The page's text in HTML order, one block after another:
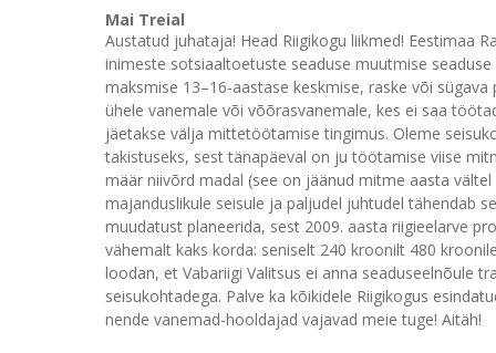
Mai Treial
Austatud juhataja! Head Riigikogu liikmed! Eestimaa
inimeste sotsiaaltoetuste seaduse muutmise
maksmise 13–16‑aastase keskmise, raske või
ühele vanemale või võõrasvanemale, kes ei saa
jäetakse välja mittetöötamise tingimus. Oleme
takistuseks, sest tänapäeval on ju töötamise viise
määr niivõrd madal (see on jäänud mitme aasta
majanduslikule seisule ja paljudel juhtudel tähendab
muudatust planeerida, sest 2009. aasta riigieelarve
vähemalt kaks korda: seniselt 240 kroonilt 480
loodan, et Vabariigi Valitsus ei anna seaduseelnõule
seisukohtadega. Palve ka kõikidele Riigikogus
nende vanemad-hooldajad vajavad meie tuge! Aitäh!